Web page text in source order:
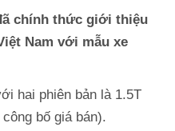
chính thức giới thiệu
Nam với mẫu xe
hai phiên bản là 1.5T
bố giá bán).